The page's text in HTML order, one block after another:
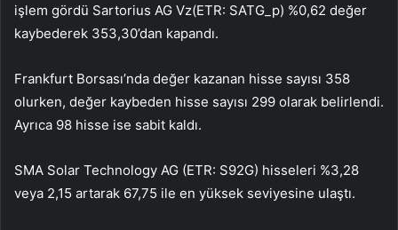
işlem gördü Sartorius AG Vz(ETR: SATG_p) %0,62 değer
kaybederek 353,30’dan kapandı.
Frankfurt Borsası’nda değer kazanan hisse sayısı 358
olurken, değer kaybeden hisse sayısı 299 olarak belirlendi.
Ayrıca 98 hisse ise sabit kaldı.
SMA Solar Technology AG (ETR: S92G) hisseleri %3,28
veya 2,15 artarak 67,75 ile en yüksek seviyesine ulaştı.